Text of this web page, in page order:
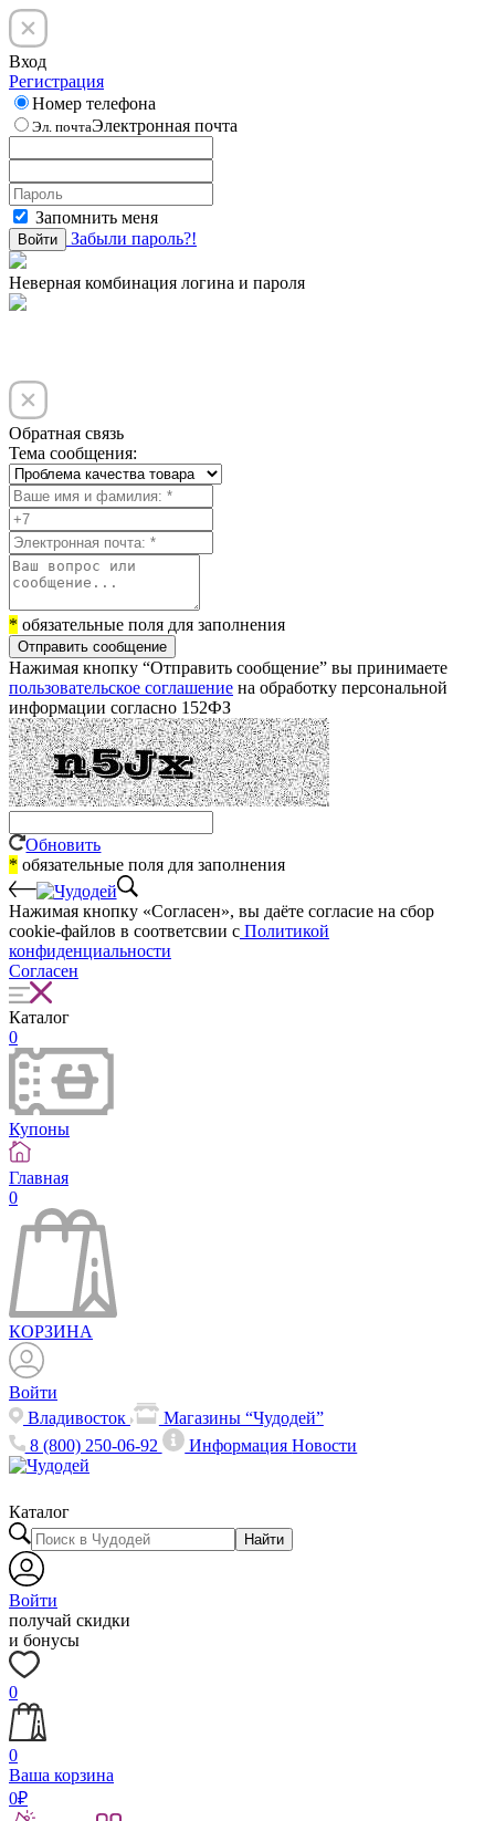
Вход
Регистрация
Номер телефона
Эл. почтаЭлектронная почта
Запомнить меня
Войти Забыли пароль?!
Неверная комбинация логина и пароля
Обратная связь
Тема сообщения:
* обязательные поля для заполнения
Отправить сообщение
Нажимая кнопку “Отправить сообщение” вы принимаете
пользовательское соглашение на обработку персональной
информации согласно 152ФЗ
Обновить
* обязательные поля для заполнения
Нажимая кнопку «Согласен», вы даёте cогласие на сбор
cookie-файлов в соответсвии с Политикой
конфиденциальности
Согласен
Каталог
0
Купоны
Главная
0
КОРЗИНА
Войти
Владивосток
Магазины “Чудодей”
8 (800) 250-06-92
ИнформацияНовости
Каталог
Найти
Войти
получай скидки
и бонусы
0
0
Ваша корзина
0₽